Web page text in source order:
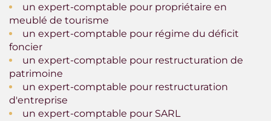
un expert-comptable pour propriétaire en
meublé de tourisme
un expert-comptable pour régime du déficit
foncier
un expert-comptable pour restructuration de
patrimoine
un expert-comptable pour restructuration
d'entreprise
un expert-comptable pour SARL